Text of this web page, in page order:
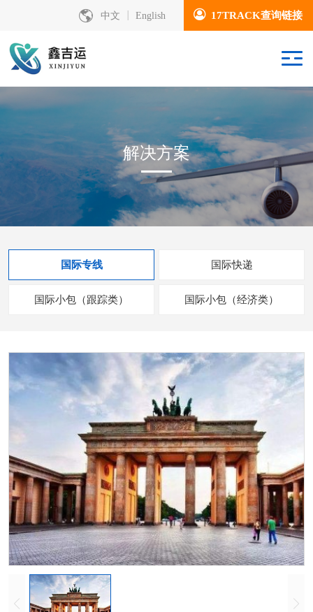
中文 English 17TRACK查询链接
解决方案
国际专线 国际快递
国际小包（跟踪类） 国际小包（经济类）